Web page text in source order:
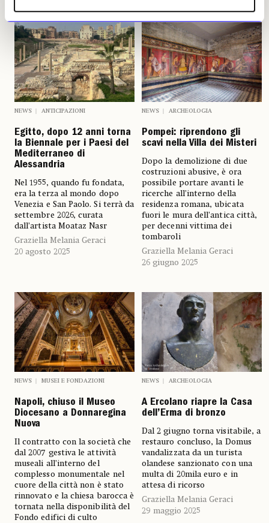
NEWS ANTICIPAZIONI
Egitto, dopo 12 anni torna
la Biennale per i Paesi del
Mediterraneo di
Alessandria
Nel 1955, quando fu fondata,
era la terza al mondo dopo
Venezia e San Paolo. Si terrà da
settembre 2026, curata
dall’artista Moataz Nasr
Graziella Melania Geraci
20 agosto 2025
NEWS ARCHEOLOGIA
Pompei: riprendono gli
scavi nella Villa dei Misteri
Dopo la demolizione di due
costruzioni abusive, è ora
possibile portare avanti le
ricerche all’interno della
residenza romana, ubicata
fuori le mura dell’antica città,
per decenni vittima dei
tombaroli
Graziella Melania Geraci
26 giugno 2025
NEWS MUSEI E FONDAZIONI
Napoli, chiuso il Museo
Diocesano a Donnaregina
Nuova
Il contratto con la società che
dal 2007 gestiva le attività
museali all’interno del
complesso monumentale nel
cuore della città non è stato
rinnovato e la chiesa barocca è
tornata nella disponibilità del
Fondo edifici di culto
NEWS ARCHEOLOGIA
A Ercolano riapre la Casa
dell’Erma di bronzo
Dal 2 giugno torna visitabile, a
restauro concluso, la Domus
vandalizzata da un turista
olandese sanzionato con una
multa di 20mila euro e in
attesa di ricorso
Graziella Melania Geraci
29 maggio 2025